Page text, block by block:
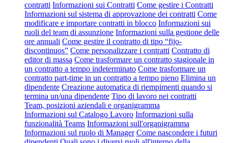
contratti Informazioni sui Contratti Come gestire i Contratti
Informazioni sul sistema di approvazione dei contratti Come
modificare e importare contratti in blocco Informazioni sui
ruoli del team di assunzione Informazioni sulla gestione delle
ore annuali Come gestire il contratto di tipo “fijo-
discontinuos” Come personalizzare i contratti Contratto di
editor di massa Come trasformare un contratto stagionale in
un contratto a tempo indeterminato Come trasformare un
contratto part-time in un contratto a tempo pieno Elimina un
dipendente Creazione automatica di riempimenti quando si
termina un/una dipendente Tipo di lavoro nei contratti
Team, posizioni aziendali e organigramma
Informazioni sul Catalogo Lavoro Informazioni sulla
funzionalità Teams Informazioni sull'organigramma
Informazioni sul ruolo di Manager Come nascondere i futuri